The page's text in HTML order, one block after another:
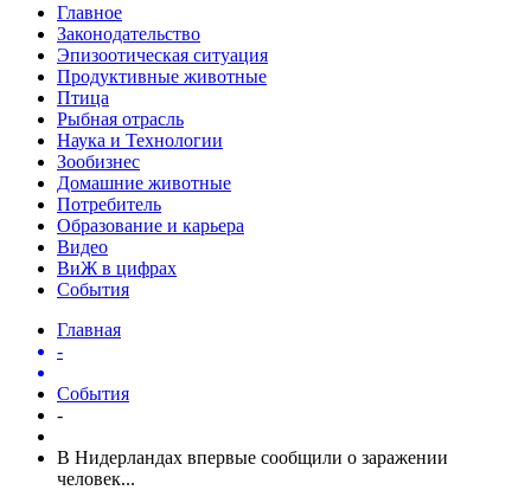
Главное
Законодательство
Эпизоотическая ситуация
Продуктивные животные
Птица
Рыбная отрасль
Наука и Технологии
Зообизнес
Домашние животные
Потребитель
Образование и карьера
Видео
ВиЖ в цифрах
События
Главная
-
События
-
В Нидерландах впервые сообщили о заражении
человек...